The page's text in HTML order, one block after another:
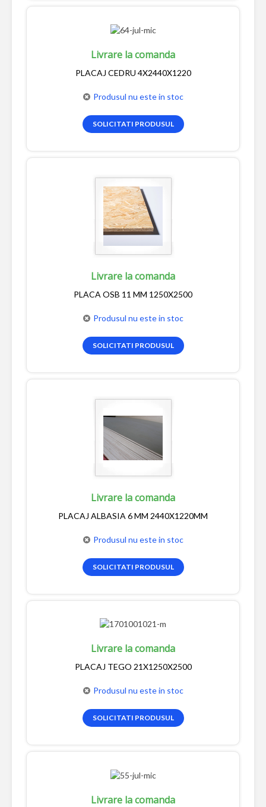
Livrare la comanda
PLACAJ CEDRU 4X2440X1220
Produsul nu este in stoc
SOLICITATI PRODUSUL
Livrare la comanda
PLACA OSB 11 MM 1250X2500
Produsul nu este in stoc
SOLICITATI PRODUSUL
Livrare la comanda
PLACAJ ALBASIA 6 MM 2440X1220MM
Produsul nu este in stoc
SOLICITATI PRODUSUL
Livrare la comanda
PLACAJ TEGO 21X1250X2500
Produsul nu este in stoc
SOLICITATI PRODUSUL
Livrare la comanda